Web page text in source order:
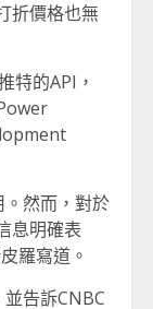
折價格也無
特的API，
然而，對於
息明確表
羅寫道。
告訴CNBC